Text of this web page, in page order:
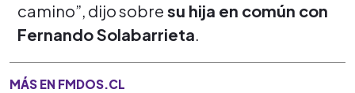
camino”, dijo sobre su hija en común con
Fernando Solabarrieta.
MÁS EN FMDOS.CL